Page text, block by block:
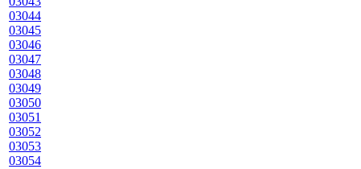
03044
03045
03046
03047
03048
03049
03050
03051
03052
03053
03054